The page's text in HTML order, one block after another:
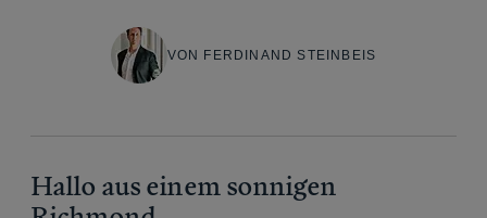
VON FERDINAND STEINBEIS
Hallo aus einem sonnigen